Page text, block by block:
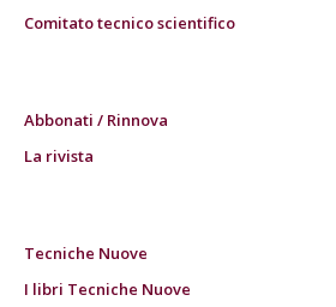
Comitato tecnico scientifico
Abbonati / Rinnova
La rivista
Tecniche Nuove
I libri Tecniche Nuove